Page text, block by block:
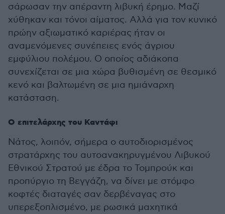
σάρωσαν την απέραντη λιβυκή έρημο. Μαζί
χύθηκαν και τόνοι αίματος. Αλλά για τον κυνικό
πρώην αξιωματικό καριέρας ήταν οι
αναμενόμενες συνέπειες ενός άγριου
εμφύλιου πολέμου. Ο οποίος αδιάκοπα
συνεχίζεται σε μια χώρα βυθισμένη σε θεσμικό
κενό και βαλτωμένη σε μια ημιάναρχη
κατάσταση.
Ο επιτελάρχης του Καντάφι
Νάτος, λοιπόν, σήμερα ο αυτοδιορισμένος
στρατάρχης του αυτοανακηρυγμένου Λιβυκού
Εθνικού Στρατού με έδρα το Τομπρούκ και
προπύργιο τη Βεγγάζη, να δίνει με στόμφο
κοφτές διαταγές σαν δερβέναγας στο
υπερεξοπλισμένο, με ρωσικά μαχητικά